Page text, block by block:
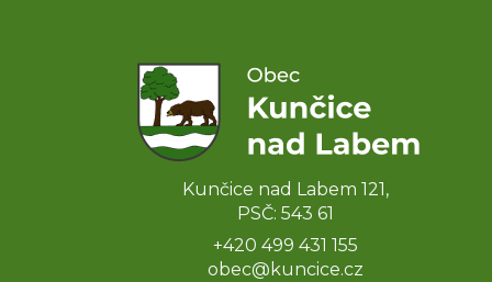
Kunčice nad Labem 121,
PSČ: 543 61
+420 499 431 155
obec@kuncice.cz